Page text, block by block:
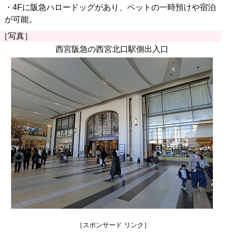
・4Fに阪急ハロードッグがあり、ペットの一時預けや宿泊
が可能。
［写真］
西宮阪急の西宮北口駅側出入口
［スポンサード リンク］